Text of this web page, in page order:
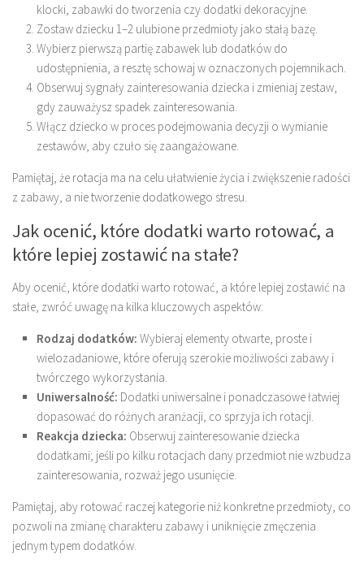
klocki, zabawki do tworzenia czy dodatki dekoracyjne.
Zostaw dziecku 1–2 ulubione przedmioty jako stałą bazę.
Wybierz pierwszą partię zabawek lub dodatków do
udostępnienia, a resztę schowaj w oznaczonych pojemnikach.
Obserwuj sygnały zainteresowania dziecka i zmieniaj zestaw,
gdy zauważysz spadek zainteresowania.
Włącz dziecko w proces podejmowania decyzji o wymianie
zestawów, aby czuło się zaangażowane.
Pamiętaj, że rotacja ma na celu ułatwienie życia i zwiększenie radości
z zabawy, a nie tworzenie dodatkowego stresu.
Jak ocenić, które dodatki warto rotować, a
które lepiej zostawić na stałe?
Aby ocenić, które dodatki warto rotować, a które lepiej zostawić na
stałe, zwróć uwagę na kilka kluczowych aspektów:
Rodzaj dodatków: Wybieraj elementy otwarte, proste i
wielozadaniowe, które oferują szerokie możliwości zabawy i
twórczego wykorzystania.
Uniwersalność: Dodatki uniwersalne i ponadczasowe łatwiej
dopasować do różnych aranżacji, co sprzyja ich rotacji.
Reakcja dziecka: Obserwuj zainteresowanie dziecka
dodatkami; jeśli po kilku rotacjach dany przedmiot nie wzbudza
zainteresowania, rozważ jego usunięcie.
Pamiętaj, aby rotować raczej kategorie niż konkretne przedmioty, co
pozwoli na zmianę charakteru zabawy i uniknięcie zmęczenia
jednym typem dodatków.